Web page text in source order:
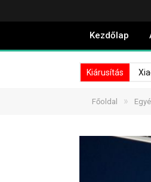
Kezdőlap
Kiárusítás
Főoldal »